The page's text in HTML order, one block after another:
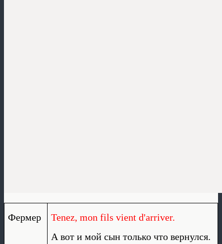
Фермер
Tenez, mon fils vient d'arriver.
А вот и мой сын только что вернулся.